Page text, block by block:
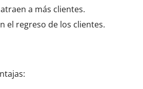
a más clientes.
el regreso de los clientes.